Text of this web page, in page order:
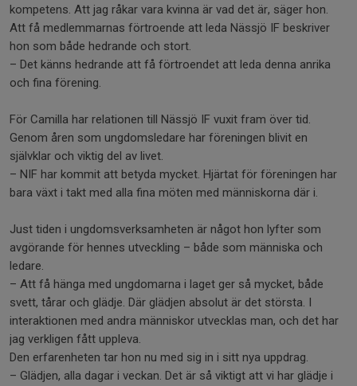
kompetens. Att jag råkar vara kvinna är vad det är, säger hon.
Att få medlemmarnas förtroende att leda Nässjö IF beskriver
hon som både hedrande och stort.
– Det känns hedrande att få förtroendet att leda denna anrika
och fina förening.
För Camilla har relationen till Nässjö IF vuxit fram över tid.
Genom åren som ungdomsledare har föreningen blivit en
självklar och viktig del av livet.
– NIF har kommit att betyda mycket. Hjärtat för föreningen har
bara växt i takt med alla fina möten med människorna där i.
Just tiden i ungdomsverksamheten är något hon lyfter som
avgörande för hennes utveckling – både som människa och
ledare.
– Att få hänga med ungdomarna i laget ger så mycket, både
svett, tårar och glädje. Där glädjen absolut är det största. I
interaktionen med andra människor utvecklas man, och det har
jag verkligen fått uppleva.
Den erfarenheten tar hon nu med sig in i sitt nya uppdrag.
– Glädjen, alla dagar i veckan. Det är så viktigt att vi har glädje i